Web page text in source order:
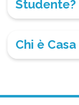
Studente?
Chi è